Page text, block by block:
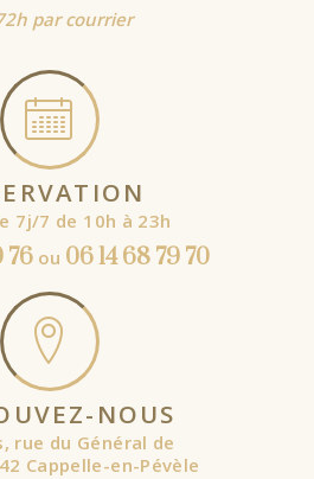
par courrier
7j/7 de 10h à 23h
76 ou 06 14 68 79 70
NOUS
rue du Général de
Cappelle-en-Pévèle